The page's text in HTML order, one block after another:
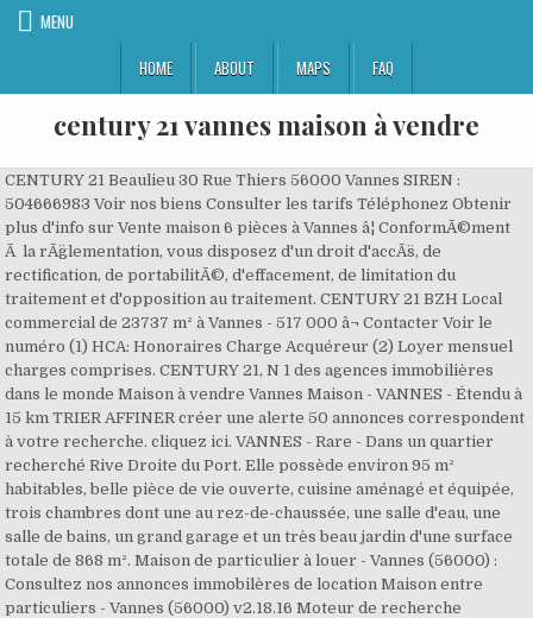
MENU
HOME
ABOUT MAPS FAQ
century 21 vannes maison à vendre
CENTURY 21 Beaulieu 30 Rue Thiers 56000 Vannes SIREN :
504666983 Voir nos biens Consulter les tarifs Téléphonez Obtenir
plus d'info sur Vente maison 6 pièces à Vannes â¦ ConformÃ©ment
Ã la rÃ¨glementation, vous disposez d'un droit d'accÃ¨s, de
rectification, de portabilitÃ©, d'effacement, de limitation du
traitement et d'opposition au traitement. CENTURY 21 BZH Local
commercial de 23737 m² à Vannes - 517 000 â¬ Contacter Voir le
numéro (1) HCA: Honoraires Charge Acquéreur (2) Loyer mensuel
charges comprises. CENTURY 21, N 1 des agences immobilières
dans le monde Maison à vendre Vannes Maison - VANNES - Étendu à
15 km TRIER AFFINER créer une alerte 50 annonces correspondent
à votre recherche. cliquez ici. VANNES - Rare - Dans un quartier
recherché Rive Droite du Port. Elle possède environ 95 m²
habitables, belle pièce de vie ouverte, cuisine aménagé et équipée,
trois chambres dont une au rez-de-chaussée, une salle d'eau, une
salle de bains, un grand garage et un très beau jardin d'une surface
totale de 868 m². Maison de particulier à louer - Vannes (56000) :
Consultez nos annonces immobilères de location Maison entre
particuliers - Vannes (56000) v2.18.16 Moteur de recherche